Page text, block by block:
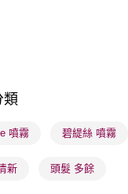
類
噴霧 碧緹絲 噴霧
新 頭髮 多餘